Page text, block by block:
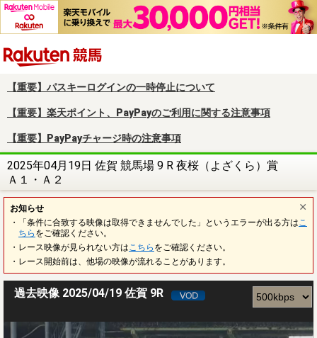
【重要】パスキーログインの一時停止について
【重要】楽天ポイント、PayPayのご利用に関する注意事項
【重要】PayPayチャージ時の注意事項
2025年04月19日 佐賀 競馬場 9 R 夜桜（よざくら）賞
Ａ１・Ａ２
お知らせ
・「条件に合致する映像は取得できませんでした」というエラーが出る方は こ
ちら をご確認ください。
・レース映像が見られない方は こちら をご確認ください。
・レース開始前は、他場の映像が流れることがあります。
過去映像 2025/04/19 佐賀 9R